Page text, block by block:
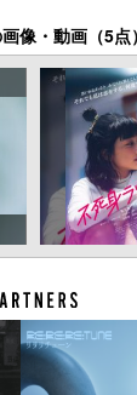
像・動画（5点）